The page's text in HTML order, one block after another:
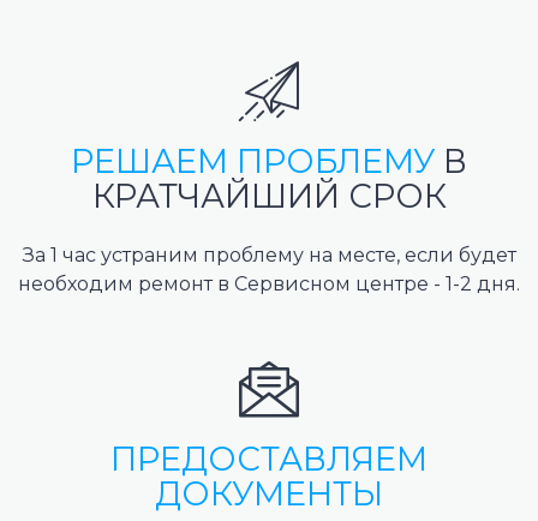
РЕШАЕМ ПРОБЛЕМУ В
КРАТЧАЙШИЙ СРОК
За 1 час устраним проблему на месте, если будет
необходим ремонт в Сервисном центре - 1-2 дня.
ПРЕДОСТАВЛЯЕМ
ДОКУМЕНТЫ